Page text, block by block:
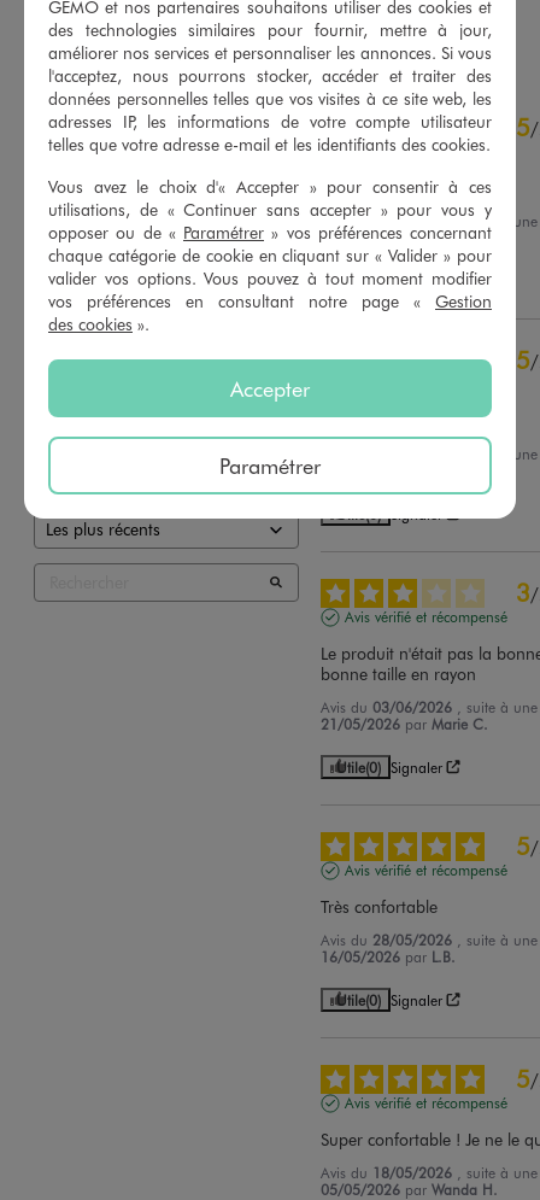
AJOUTERAU PANIER AJOUTER AU PANIER
4.8/5
Basé sur45 avis soumis à un
contrôle
Voir tous les avis sur ce site
5étoiles
4étoiles
4
1
2étoiles
0
1étoile 1
Trier les avis
5/
Avis vérifié et récompensé
Me convient parfaitement
Avis du 13/06/2026 , suite à
30/05/2026 parGhislaine P.
Utile(0) Signaler
5/
Très confortable
, suite à
3/
Avis vérifié et récompensé
Le produit n'était pas la
bonne taille en rayon
Avis du03/06/2026
, suite à
21/05/2026 parMarie C.
Utile(0) Signaler
5/
Avis vérifié et récompensé
Très confortable
Avis du 28/05/2026
, suite à
16/05/2026 par L.B.
Utile(0) Signaler
5/
Avis vérifié et récompensé
Super confortable ! Je ne le
Avis du 18/05/2026
, suite à
05/05/2026 parWanda H.
GÉMO et nos partenaires souhaitons utiliser des cookies et
des technologies similaires pour fournir, mettre à jour,
améliorer nos services et personnaliser les annonces. Si vous
l'acceptez, nous pourrons stocker, accéder et traiter des
données personnelles telles que vos visites à ce site web, les
adresses IP, les informations de votre compte utilisateur
telles que votre adresse e-mail et les identifiants des cookies.
Vous avez le choix d'« Accepter » pour consentir à ces
utilisations, de « Continuer sans accepter » pour vous y
opposer ou de « Paramétrer » vos préférences concernant
chaque catégorie de cookie en cliquant sur « Valider » pour
valider vos options. Vous pouvez à tout moment modifier
vos préférences en consultant notre page « Gestion
des cookies ».
Accepter
Paramétrer